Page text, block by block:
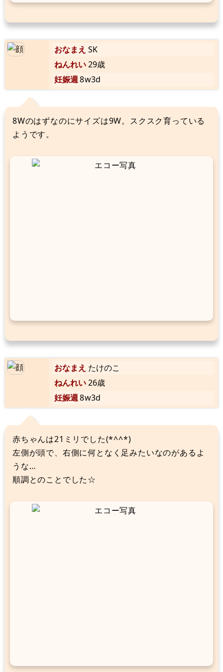
おなまえ SK
ねんれい29歳
妊娠週8w3d
8Wのはずなのにサイズは9W。スクスク育っている
ようです。
おなまえ たけのこ
ねんれい26歳
妊娠週8w3d
赤ちゃんは21ミリでした(*^^*)
左側が頭で、右側に何となく足みたいなのがあるよ
うな…
順調とのことでした☆